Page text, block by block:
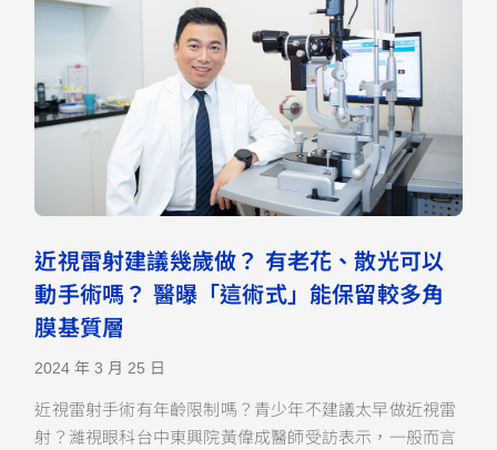
近視雷射建議幾歲做？ 有老花、散光可以
動手術嗎？ 醫曝「這術式」能保留較多角
膜基質層
2024 年 3 月 25 日
近視雷射手術有年齡限制嗎？青少年不建議太早做近視雷
射？濰視眼科台中東興院黃偉成醫師受訪表示，一般而言